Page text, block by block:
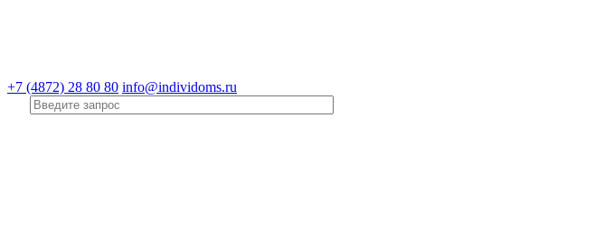
+7 (4872) 28 80 80 info@individoms.ru